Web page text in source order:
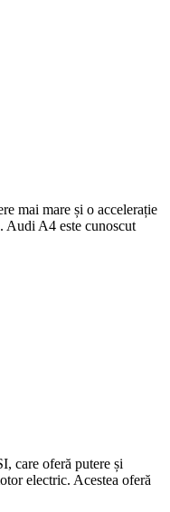
mai mare și o accelerație
Audi A4 este cunoscut
care oferă putere și
electric. Acestea oferă